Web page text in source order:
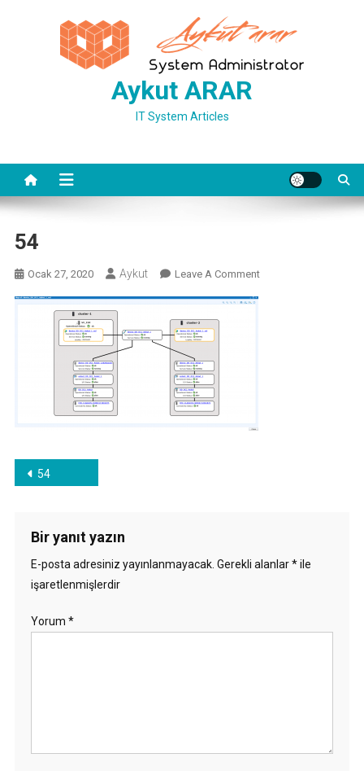
Aykut ARAR
IT System Articles
54
Ocak 27, 2020 Aykut Leave A CommentOn
Yazı
54
Bir yanıt yazın
E-posta adresiniz yayınlanmayacak. Gerekli alanlar*ile
işaretlenmişlerdir
Yorum *